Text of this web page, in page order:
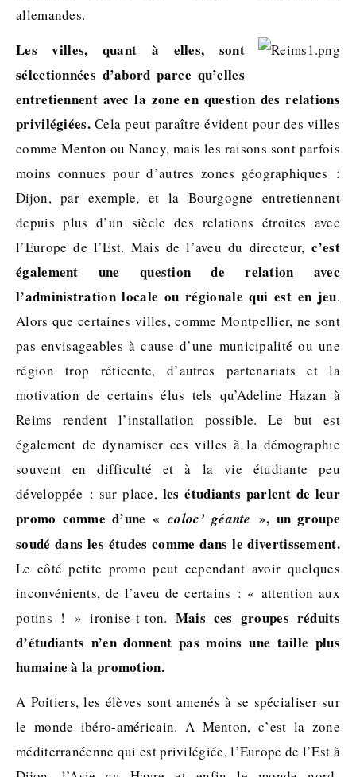
allemandes.
Les villes, quant à elles, sont
sélectionnées d’abord parce qu’elles
entretiennent avec la zone en question des relations
privilégiées.Cela peut paraître évident pour des villes
comme Menton ou Nancy, mais les raisons sont parfois
moins connues pour d’autres zones géographiques :
Dijon, par exemple, et la Bourgogne entretiennent
depuis plus d’un siècle des relations étroites avec
l’Europe de l’Est. Mais de l’aveu du directeur, c’est
également une question de relation avec
l’administration locale ou régionale qui est en jeu.
Alors que certaines villes, comme Montpellier, ne sont
pas envisageables à cause d’une municipalité ou une
région trop réticente, d’autres partenariats et la
motivation de certains élus tels qu’Adeline Hazan à
Reims rendent l’installation possible. Le but est
également de dynamiser ces villes à la démographie
souvent en difficulté et à la vie étudiante peu
développée : sur place, les étudiants parlent de leur
promo comme d’une «coloc’ géante », un groupe
soudé dans les études comme dans le divertissement.
Le côté petite promo peut cependant avoir quelques
inconvénients, de l’aveu de certains : « attention aux
potins ! » ironise-t-ton. Mais ces groupes réduits
d’étudiants n’en donnent pas moins une taille plus
humaine à la promotion.
A Poitiers, les élèves sont amenés à se spécialiser sur
le monde ibéro-américain. A Menton, c’est la zone
méditerranéenne qui est privilégiée, l’Europe de l’Est à